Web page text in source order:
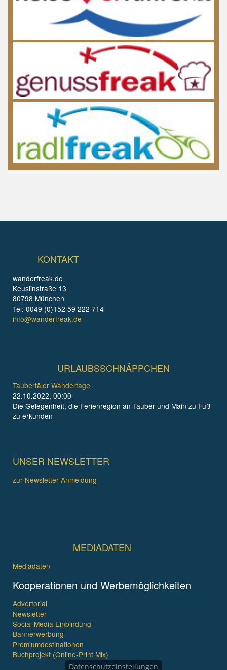
KONTAKT
wanderfreak.de
Keuslinstraße 13
80798 München
Tel: 0049 (0)152 59 222 714
info@wanderfreak.de
URLAUBSSCHNÄPPCHEN
Taubertäler Wandertage
22.10.2022, 00:00
Die Gelegenheit, die Ferienregion an Tauber und Main zu Fuß
zu erkunden
UNSER NEWSLETTER
zur Newsletter-Anmeldung
MEDIADATEN
Mediadaten
Kooperationen und Werbemöglichkeiten
Advertorial
Newsletter
Social Media Einbindung
Bannerwerbung
Premiumdestinationen
Buchprojekt (Online-Print Mix)
Datenschutzeinstellungen